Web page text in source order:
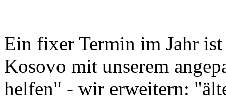
Ein fixer Termin im Jahr
Kosovo mit unserem
helfen" - wir erweitern: